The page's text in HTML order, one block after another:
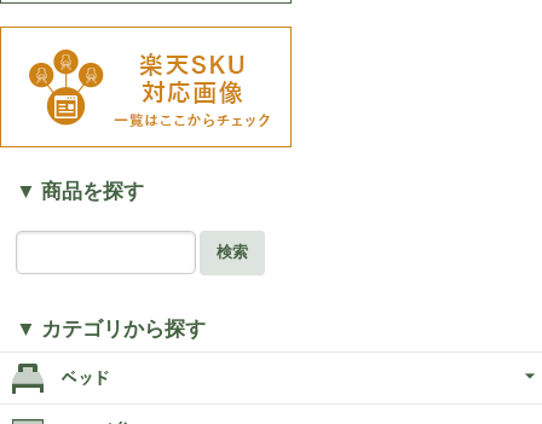
▼ 商品を探す
検索
▼ カテゴリから探す